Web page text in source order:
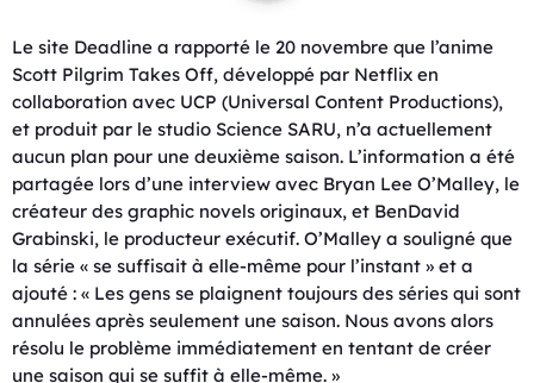
Le site Deadline a rapporté le 20 novembre que l’anime
Scott Pilgrim Takes Off, développé par Netflix en
collaboration avec UCP (Universal Content Productions),
et produit par le studio Science SARU, n’a actuellement
aucun plan pour une deuxième saison. L’information a été
partagée lors d’une interview avec Bryan Lee O’Malley, le
créateur des graphic novels originaux, et BenDavid
Grabinski, le producteur exécutif. O’Malley a souligné que
la série « se suffisait à elle-même pour l’instant » et a
ajouté : « Les gens se plaignent toujours des séries qui sont
annulées après seulement une saison. Nous avons alors
résolu le problème immédiatement en tentant de créer
une saison qui se suffit à elle-même. »